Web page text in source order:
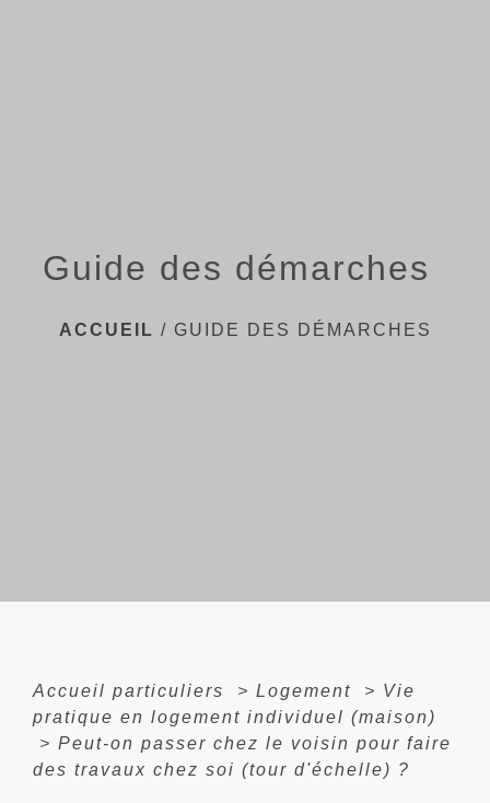
Guide des démarches
ACCUEIL / GUIDE DES DÉMARCHES
Accueil particuliers > Logement > Vie
pratique en logement individuel (maison)
> Peut-on passer chez le voisin pour faire
des travaux chez soi (tour d'échelle) ?